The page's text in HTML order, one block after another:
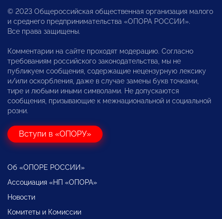
© 2023 Общероссийская общественная организация малого
и среднего предпринимательства «ОПОРА РОССИИ».
Все права защищены.
Комментарии на сайте проходят модерацию. Согласно
требованиям российского законодательства, мы не
публикуем сообщения, содержащие нецензурную лексику
и/или оскорбления, даже в случае замены букв точками,
тире и любыми иными символами. Не допускаются
сообщения, призывающие к межнациональной и социальной
розни.
Вступи в «ОПОРУ»
Об «ОПОРЕ РОССИИ»
Ассоциация «НП «ОПОРА»
Новости
Комитеты и Комиссии